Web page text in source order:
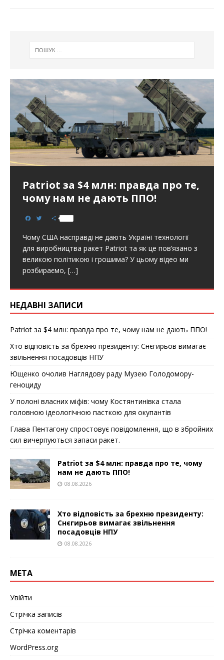
Patriot за $4 млн: правда про те,
чому нам не дають ППО!
e
b
o
o
k
i
t
t
e
r
S
h
r
e
Чому США насправді не дають Україні технології
для виробництва ракет Patriot та як це пов’язано з
великою політикою і грошима? У цьому відео ми
розбираємо, […]
НЕДАВНІ ЗАПИСИ
Patriot за $4 млн: правда про те, чому нам не дають ППО!
Хто відповість за брехню президенту: Снєгирьов вимагає
звільнення посадовців НПУ
Ющенко очолив Наглядову раду Музею Голодомору-
геноциду
У полоні власних міфів: чому Костянтинівка стала
головною ідеологічною пасткою для окупантів
Глава Пентагону спростовує повідомлення, що в збройних
сил вичерпуються запаси ракет.
Patriot за $4 млн: правда про те, чому
нам не дають ППО!
08.08.2026
Хто відповість за брехню президенту:
Снєгирьов вимагає звільнення
посадовців НПУ
08.08.2026
МЕТА
Увійти
Стрічка записів
Стрічка коментарів
WordPress.org